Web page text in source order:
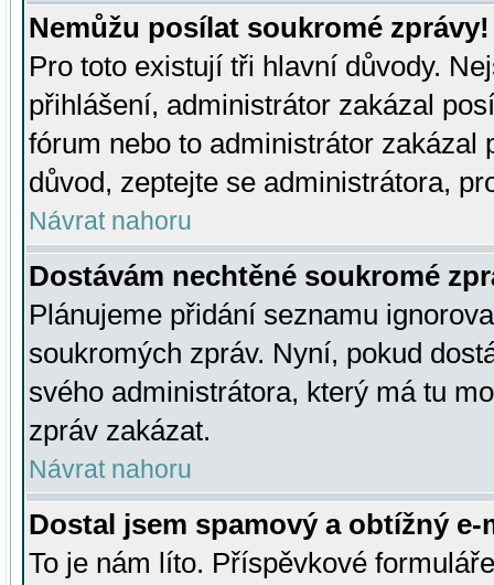
Nemůžu posílat soukromé zprávy!
Pro toto existují tři hlavní důvody.
přihlášení, administrátor zakázal
fórum nebo to administrátor zakázal
důvod, zeptejte se administrátora,
Návrat nahoru
Dostávám nechtěné soukromé
Plánujeme přidání seznamu
soukromých zpráv. Nyní, pokud
svého administrátora, který má tu
zpráv zakázat.
Návrat nahoru
Dostal jsem spamový a obtížný
To je nám líto. Příspěvkové